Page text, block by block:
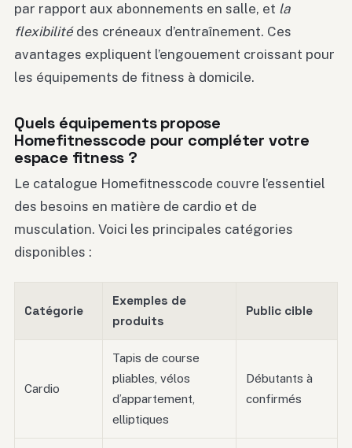
par rapport aux abonnements en salle, et la
flexibilitédes créneaux d’entraînement. Ces
avantages expliquent l’engouement croissant pour
les équipements de fitness à domicile.
Quels équipements propose
Homefitnesscode pour compléter votre
espace fitness ?
Le catalogue Homefitnesscode couvre l’essentiel
des besoins en matière de cardio et de
musculation. Voici les principales catégories
disponibles :
Catégorie
Exemples de
produits
Public cible
Cardio
Tapis de course
pliables, vélos
d’appartement,
elliptiques
Débutants à
confirmés